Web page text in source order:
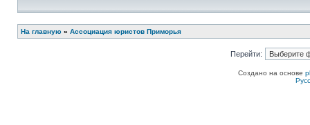
На главную » Ассоциация юристов Приморья
Перейти:
Создано на основе